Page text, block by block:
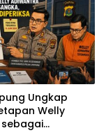
Ungkap
Welly